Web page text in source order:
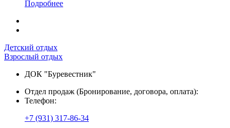
Подробнее
Детский отдых
Взрослый отдых
ДОК "Буревестник"
Отдел продаж (Бронирование, договора, оплата):
Телефон:
+7 (931) 317-86-34